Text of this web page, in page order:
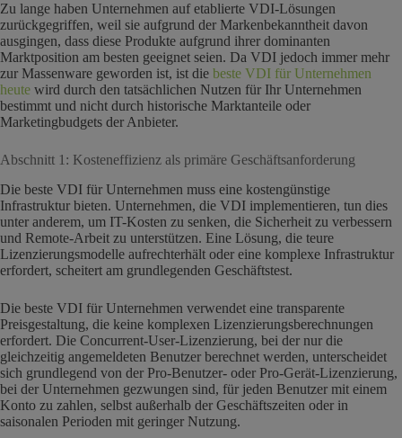
Zu lange haben Unternehmen auf etablierte VDI-Lösungen
zurückgegriffen, weil sie aufgrund der Markenbekanntheit davon
ausgingen, dass diese Produkte aufgrund ihrer dominanten
Marktposition am besten geeignet seien. Da VDI jedoch immer mehr
zur Massenware geworden ist, ist die beste VDI für Unternehmen
heute wird durch den tatsächlichen Nutzen für Ihr Unternehmen
bestimmt und nicht durch historische Marktanteile oder
Marketingbudgets der Anbieter.
Abschnitt 1: Kosteneffizienz als primäre Geschäftsanforderung
Die beste VDI für Unternehmen muss eine kostengünstige
Infrastruktur bieten. Unternehmen, die VDI implementieren, tun dies
unter anderem, um IT-Kosten zu senken, die Sicherheit zu verbessern
und Remote-Arbeit zu unterstützen. Eine Lösung, die teure
Lizenzierungsmodelle aufrechterhält oder eine komplexe Infrastruktur
erfordert, scheitert am grundlegenden Geschäftstest.
Die beste VDI für Unternehmen verwendet eine transparente
Preisgestaltung, die keine komplexen Lizenzierungsberechnungen
erfordert. Die Concurrent-User-Lizenzierung, bei der nur die
gleichzeitig angemeldeten Benutzer berechnet werden, unterscheidet
sich grundlegend von der Pro-Benutzer- oder Pro-Gerät-Lizenzierung,
bei der Unternehmen gezwungen sind, für jeden Benutzer mit einem
Konto zu zahlen, selbst außerhalb der Geschäftszeiten oder in
saisonalen Perioden mit geringer Nutzung.